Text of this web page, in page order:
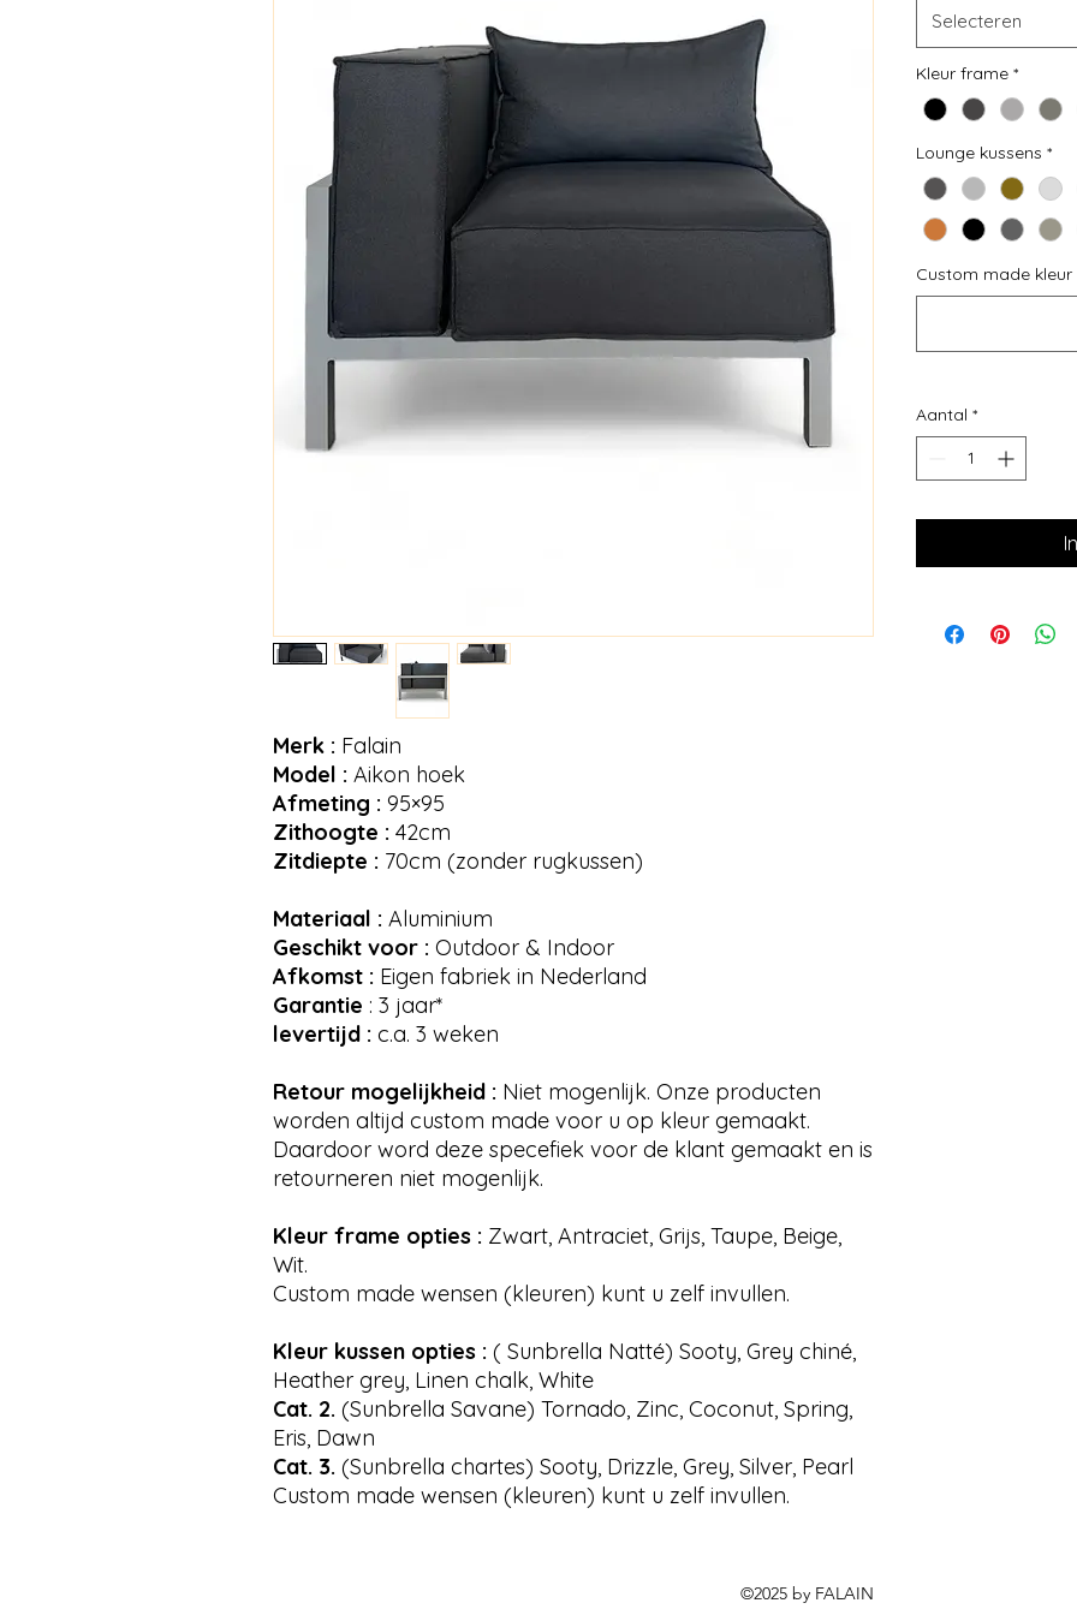
Merk : Falain
Model : Aikon hoek
Afmeting : 95×95
Zithoogte : 42cm
Zitdiepte : 70cm (zonder rugkussen)
Materiaal : Aluminium
Geschikt voor : Outdoor & Indoor
Afkomst : Eigen fabriek in Nederland
Garantie : 3 jaar*
levertijd : c.a. 3 weken
Retour mogelijkheid : Niet mogenlijk. Onze producten
worden altijd custom made voor u op kleur gemaakt.
Daardoor word deze specefiek voor de klant gemaakt en is
retourneren niet mogenlijk.
Kleur frame opties : Zwart, Antraciet, Grijs, Taupe, Beige,
Wit.
Custom made wensen (kleuren) kunt u zelf invullen.
Kleur kussen opties : ( Sunbrella Natté) Sooty, Grey chiné,
Heather grey, Linen chalk, White
Cat. 2. (Sunbrella Savane) Tornado, Zinc, Coconut, Spring,
Eris, Dawn
Cat. 3. (Sunbrella chartes) Sooty, Drizzle, Grey, Silver, Pearl
Custom made wensen (kleuren) kunt u zelf invullen.
Selecteren
Kleur frame *
Lounge kussens *
Custom made
Aantal *
©2025 by FALAIN